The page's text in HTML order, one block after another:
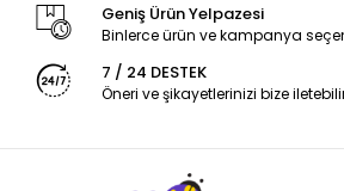
Geniş Ürün Yelpazesi
Binlerce ürün ve kampanya
7 / 24 DESTEK
Öneri ve şikayetlerinizi bize